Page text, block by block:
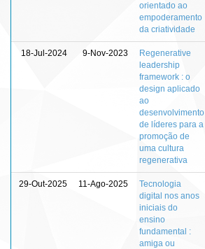
orientado ao
empoderamento
da criatividade
18-Jul-2024 9-Nov-2023
Regenerative
leadership
framework : o
design aplicado
ao
desenvolvimento
de líderes para a
promoção de
uma cultura
regenerativa
29-Out-2025 11-Ago-2025
Tecnologia
digital nos anos
iniciais do
ensino
fundamental :
amiga ou